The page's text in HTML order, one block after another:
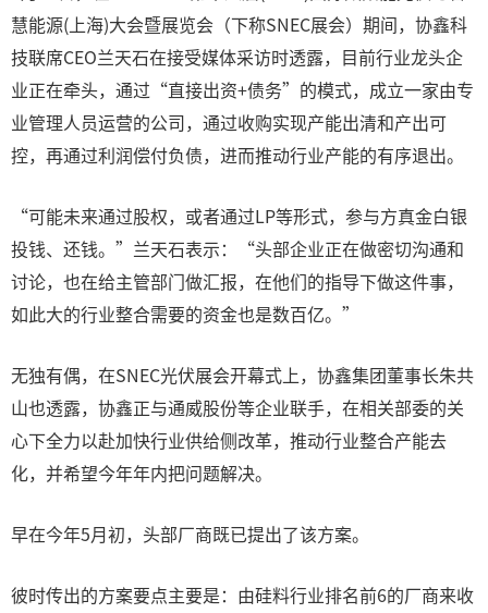
慧能源(上海)大会暨展览会（下称SNEC展会）期间，协鑫科
技联席CEO兰天石在接受媒体采访时透露，目前行业龙头企
业正在牵头，通过“直接出资+债务”的模式，成立一家由专
业管理人员运营的公司，通过收购实现产能出清和产出可
控，再通过利润偿付负债，进而推动行业产能的有序退出。
“可能未来通过股权，或者通过LP等形式，参与方真金白银
投钱、还钱。”兰天石表示：“头部企业正在做密切沟通和
讨论，也在给主管部门做汇报，在他们的指导下做这件事，
如此大的行业整合需要的资金也是数百亿。”
无独有偶，在SNEC光伏展会开幕式上，协鑫集团董事长朱共
山也透露，协鑫正与通威股份等企业联手，在相关部委的关
心下全力以赴加快行业供给侧改革，推动行业整合产能去
化，并希望今年年内把问题解决。
早在今年5月初，头部厂商既已提出了该方案。
彼时传出的方案要点主要是：由硅料行业排名前6的厂商来收